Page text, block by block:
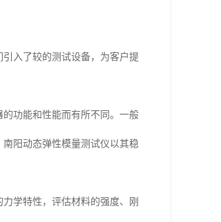
入了较的测试设备，为客户提
功能和性能而有所不同。一般
阳动态弹性模量测试仪以其稳
学特性，评估材料的强度、刚